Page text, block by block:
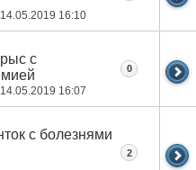
14.05.2019 16:10
с
14.05.2019 16:07
0
с болезнями
2